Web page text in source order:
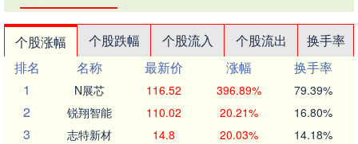
个股涨幅 个股跌幅 个股流入 个股流出
换手率
排名
名称 最新价 涨幅
换手率
1
N展芯 116.52 396.89% 79.39%
2 锐翔智能 110.02 20.21% 16.80%
3 志特新材 14.8 20.03% 14.18%